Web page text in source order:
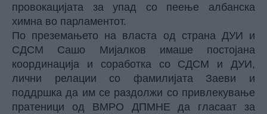
провокацијата за упад со пеење албанска
химна во парламентот.
По преземањето на власта од страна ДУИ и
СДСМ Сашо Мијалков имаше постојана
координација и соработка со СДСМ и ДУИ,
лични релации со фамилијата Заеви и
поддршка да им се раздолжи со привлекување
пратеници од ВМРО ДПМНЕ да гласаат за